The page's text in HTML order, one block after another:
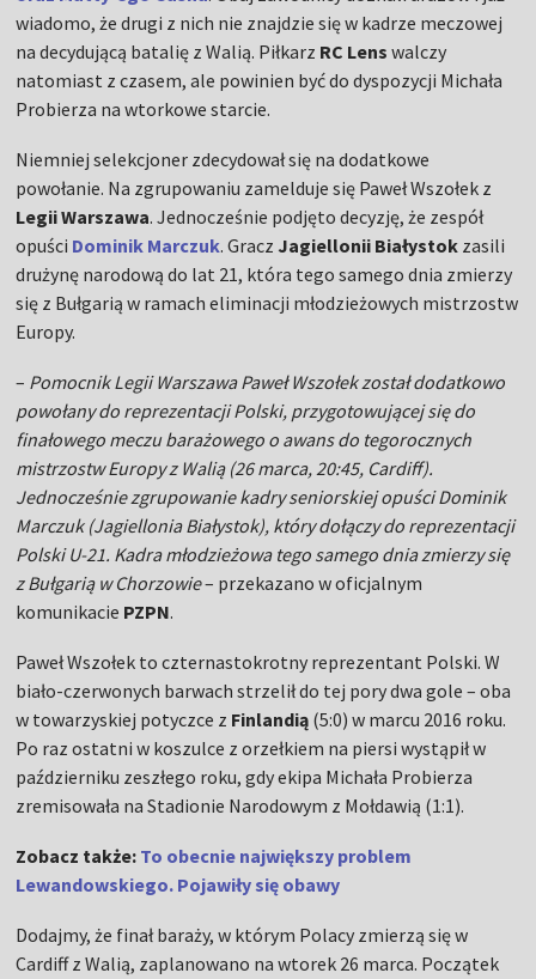
wiadomo, że drugi z nich nie znajdzie się w kadrze meczowej
na decydującą batalię z Walią. Piłkarz RC Lens walczy
natomiast z czasem, ale powinien być do dyspozycji Michała
Probierza na wtorkowe starcie.
Niemniej selekcjoner zdecydował się na dodatkowe
powołanie. Na zgrupowaniu zamelduje się Paweł Wszołek z
Legii Warszawa. Jednocześnie podjęto decyzję, że zespół
opuści Dominik Marczuk. Gracz Jagiellonii Białystok zasili
drużynę narodową do lat 21, która tego samego dnia zmierzy
się z Bułgarią w ramach eliminacji młodzieżowych mistrzostw
Europy.
– Pomocnik Legii Warszawa Paweł Wszołek został dodatkowo
powołany do reprezentacji Polski, przygotowującej się do
finałowego meczu barażowego o awans do tegorocznych
mistrzostw Europy z Walią (26 marca, 20:45, Cardiff).
Jednocześnie zgrupowanie kadry seniorskiej opuści Dominik
Marczuk (Jagiellonia Białystok), który dołączy do reprezentacji
Polski U-21. Kadra młodzieżowa tego samego dnia zmierzy się
z Bułgarią w Chorzowie– przekazano w oficjalnym
komunikacie PZPN.
Paweł Wszołek to czternastokrotny reprezentant Polski. W
biało-czerwonych barwach strzelił do tej pory dwa gole– oba
w towarzyskiej potyczce z Finlandią (5:0) w marcu 2016 roku.
Po raz ostatni w koszulce z orzełkiem na piersi wystąpił w
październiku zeszłego roku, gdy ekipa Michała Probierza
zremisowała na Stadionie Narodowym z Mołdawią (1:1).
Zobacz także: To obecnie największy problem
Lewandowskiego. Pojawiły się obawy
Dodajmy, że finał baraży, w którym Polacy zmierzą się w
Cardiff z Walią, zaplanowano na wtorek 26 marca. Początek